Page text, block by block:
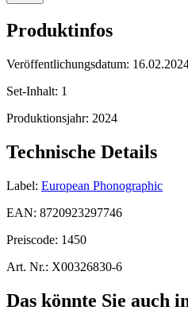
Produktinfos
Veröffentlichungsdatum:
Set-Inhalt: 1
Produktionsjahr: 2024
Technische Details
Label: European Phonographic
EAN: 8720923297746
Preiscode: 1450
Art. Nr.: X00326830-6
Das könnte Sie auch